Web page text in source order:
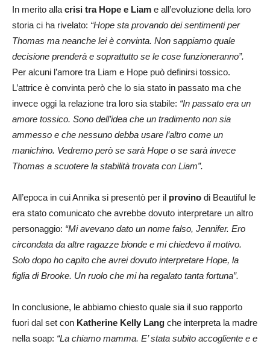
In merito alla crisi tra Hope e Liam e all’evoluzione della loro
storia ci ha rivelato: “Hope sta provando dei sentimenti per
Thomas ma neanche lei è convinta. Non sappiamo quale
decisione prenderà e soprattutto se le cose funzioneranno”.
Per alcuni l’amore tra Liam e Hope può definirsi tossico.
L’attrice è convinta però che lo sia stato in passato ma che
invece oggi la relazione tra loro sia stabile: “In passato era un
amore tossico. Sono dell’idea che un tradimento non sia
ammesso e che nessuno debba usare l’altro come un
manichino. Vedremo però se sarà Hope o se sarà invece
Thomas a scuotere la stabilità trovata con Liam”.
All’epoca in cui Annika si presentò per il provino di Beautiful le
era stato comunicato che avrebbe dovuto interpretare un altro
personaggio: “Mi avevano dato un nome falso, Jennifer. Ero
circondata da altre ragazze bionde e mi chiedevo il motivo.
Solo dopo ho capito che avrei dovuto interpretare Hope, la
figlia di Brooke. Un ruolo che mi ha regalato tanta fortuna”.
In conclusione, le abbiamo chiesto quale sia il suo rapporto
fuori dal set con Katherine Kelly Lang che interpreta la madre
nella soap: “La chiamo mamma. E’ stata subito accogliente e e